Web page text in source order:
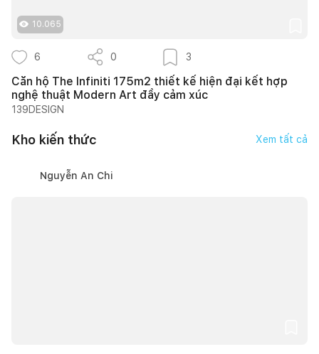
10.065
6 0 3
Căn hộ The Infiniti 175m2 thiết kế hiện đại kết hợp
nghệ thuật Modern Art đầy cảm xúc
139DESIGN
Kho kiến thức Xem tất cả
Nguyễn An Chi